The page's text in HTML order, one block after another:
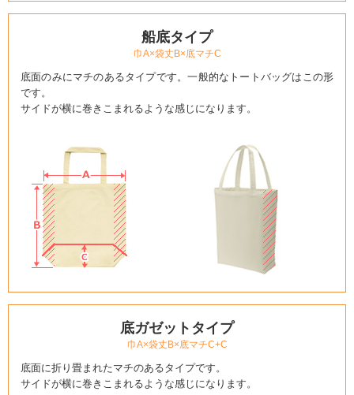
船底タイプ
巾A×袋丈B×底マチC
底面のみにマチのあるタイプです。一般的なトートバッグはこの形
です。
サイドが横に巻きこまれるような感じになります。
底ガゼットタイプ
巾A×袋丈B×底マチC+C
底面に折り畳まれたマチのあるタイプです。
サイドが横に巻きこまれるような感じになります。